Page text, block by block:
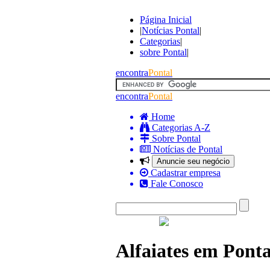
Página Inicial
|Notícias Pontal|
Categorias|
sobre Pontal|
encontraPontal
encontraPontal
Home
Categorias A-Z
Sobre Pontal
Notícias de Pontal
Anuncie seu negócio
Cadastrar empresa
Fale Conosco
Alfaiates em